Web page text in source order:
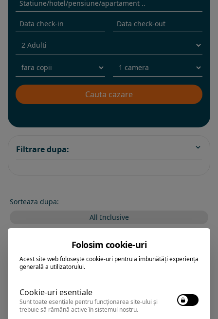
Filtrare dupa:
Sorteaza dupa:
All Inclusive
Folosim cookie-uri
Acest site web folosește cookie-uri pentru a îmbunătăți experiența
generală a utilizatorului.
Cookie-uri esentiale
Sunt toate esențiale pentru funcționarea site-ului și
trebuie să rămână active în sistemul nostru.